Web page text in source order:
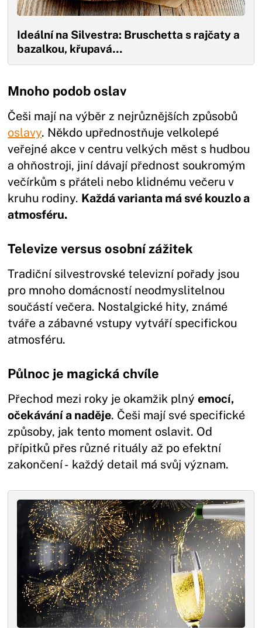
Ideální na Silvestra: Bruschetta s rajčaty a
bazalkou, křupavá…
Mnoho podob oslav
Češi mají na výběr z nejrůznějších způsobů
oslavy. Někdo upřednostňuje velkolepé
veřejné akce v centru velkých měst s hudbou
a ohňostroji, jiní dávají přednost soukromým
večírkům s přáteli nebo klidnému večeru v
kruhu rodiny. Každá varianta má své kouzlo a
atmosféru.
Televize versus osobní zážitek
Tradiční silvestrovské televizní pořady jsou
pro mnoho domácností neodmyslitelnou
součástí večera. Nostalgické hity, známé
tváře a zábavné vstupy vytváří specifickou
atmosféru.
Půlnoc je magická chvíle
Přechod mezi roky je okamžik plnýemocí,
očekávání a naděje. Češi mají své specifické
způsoby, jak tento moment oslavit. Od
přípitků přes různé rituály až po efektní
zakončení - každý detail má svůj význam.